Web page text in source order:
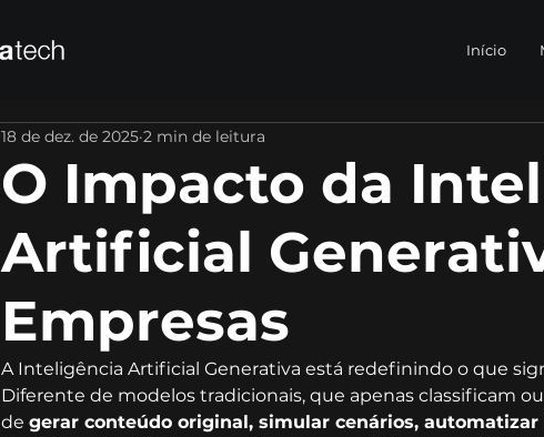
Início
O Impacto da
Artificial
Empresas
18 de dez. de 2025 2 min de leitura
A Inteligência Artificial Generativa está redefinindo o que
Diferente de modelos tradicionais, que apenas classificam
de gerar conteúdo original, simular cenários,